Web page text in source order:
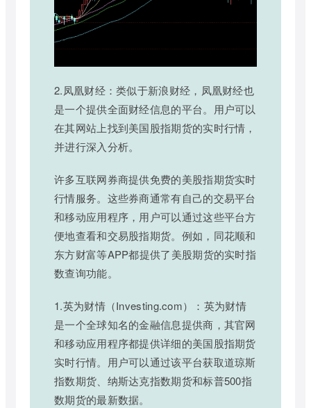
2.凤凰财经：类似于新浪财经，凤凰财经也
是一个提供全面财经信息的平台。用户可以
在其网站上找到美国股指期货的实时行情，
并进行深入分析。
许多互联网券商提供免费的美股指期货实时
行情服务。这些券商通常有自己的交易平台
和移动应用程序，用户可以通过这些平台方
便地查看和交易股指期货。例如，同花顺和
东方财富等APP都提供了美股期货的实时指
数查询功能。
1.英为财情（Investing.com）：英为财情
是一个全球知名的金融信息提供商，其官网
和移动应用程序都提供详细的美国股指期货
实时行情。用户可以通过该平台获取道琼斯
指数期货、纳斯达克指数期货和标普500指
数期货的最新数据。